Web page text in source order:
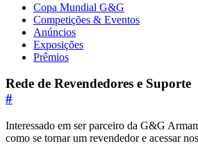
Copa Mundial G&G
Competições & Eventos
Anúncios
Exposições
Prêmios
Rede de Revendedores e Suporte
#
Interessado em ser parceiro da G&G
como se tornar um revendedor e acessar